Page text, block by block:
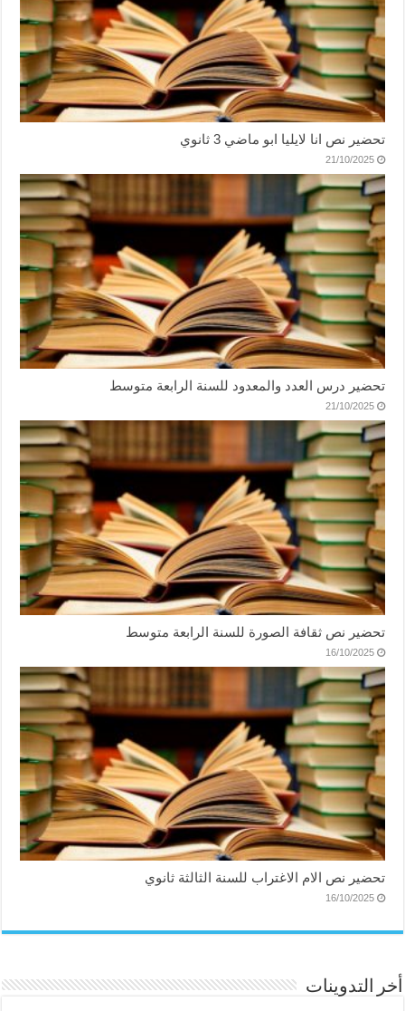
تحضير نص انا لايليا ابو ماضي 3 ثانوي
21/10/2025
تحضير درس العدد والمعدود للسنة الرابعة متوسط
21/10/2025
تحضير نص ثقافة الصورة للسنة الرابعة متوسط
16/10/2025
تحضير نص الام الاغتراب للسنة الثالثة ثانوي
16/10/2025
أخر التدوينات